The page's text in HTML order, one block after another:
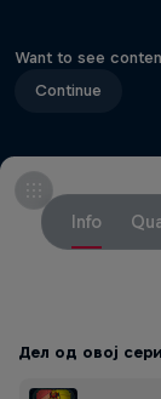
Want to see
Continue
Info
Дел од овој